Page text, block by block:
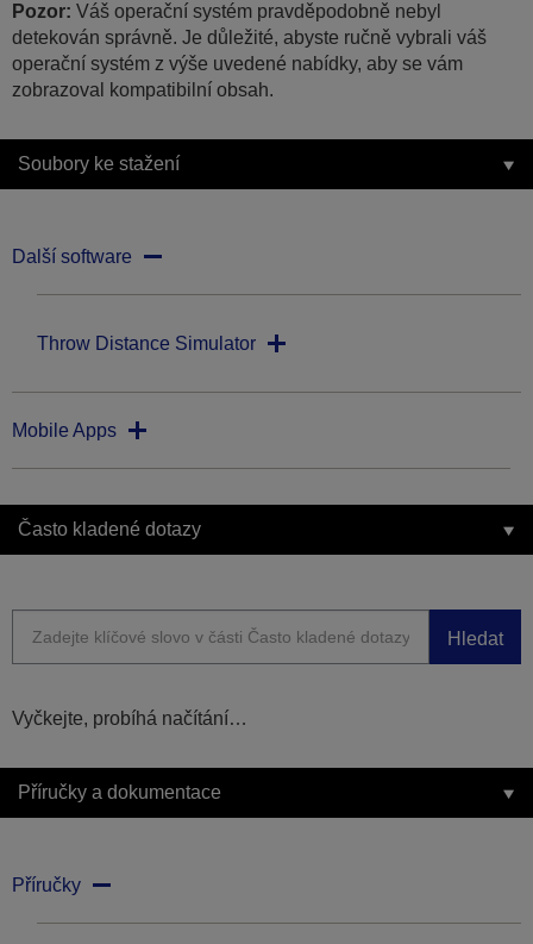
Pozor: Váš operační systém pravděpodobně nebyl
detekován správně. Je důležité, abyste ručně vybrali váš
operační systém z výše uvedené nabídky, aby se vám
zobrazoval kompatibilní obsah.
Soubory ke stažení
Další software
Throw Distance Simulator
Mobile Apps
Často kladené dotazy
Hledat
Vyčkejte, probíhá načítání…
Příručky a dokumentace
Příručky